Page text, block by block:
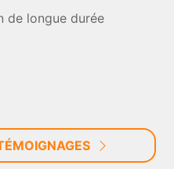
de longue durée